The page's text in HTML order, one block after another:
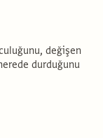
değişen
durduğunu